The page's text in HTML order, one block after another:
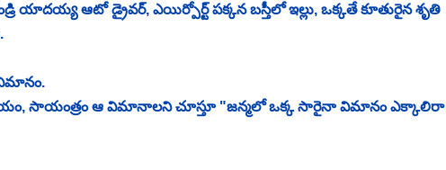
యాదయ్య ఆటో డ్రైవర్, ఎయిర్పోర్ట్ పక్కన బస్తీలో ఇల్లు, ఒక్కతే కూతురైన శృతి
సాయంత్రం ఆ విమానాలని చూస్తూ "జన్మలో ఒక్క సారైనా విమానం ఎక్కాలిరా